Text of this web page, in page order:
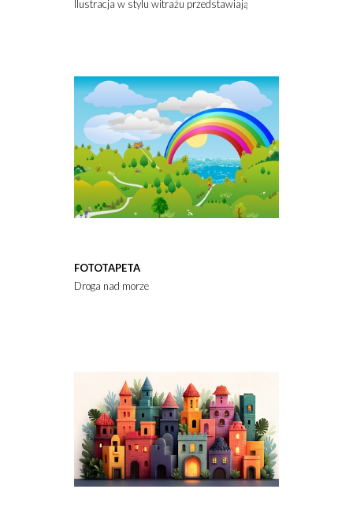
Ilustracja w stylu witrażu przedstawiająca uroczą wróżkę
FOTOTAPETA
Droga nad morze